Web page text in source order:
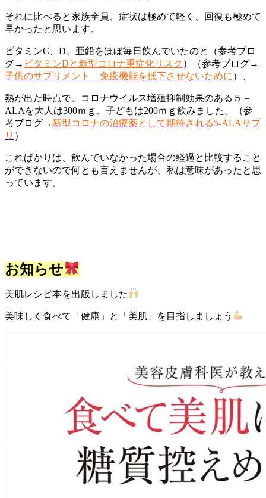
それに比べると家族全員、症状は極めて軽く、回復も極めて
早かったと思います。
ビタミンC、D、亜鉛をほぼ毎日飲んでいたのと（参考ブロ
グ→ ビタミンDと新型コロナ重症化リスク ）（参考ブログ→
子供のサプリメント 免疫機能を低下させないために ）、
熱が出た時点で、コロナウイルス増殖抑制効果のある５－
ALAを大人は300ｍｇ、子どもは200ｍｇ飲みました。（参
考ブログ→ 新型コロナの治療薬として期待される5-ALAサプ
リ ）
こればかりは、飲んでいなかった場合の経過と比較すること
ができないので何とも言えませんが、私は意味があったと思
っています。
お知らせ
美肌レシピ本を出版しました
美味しく食べて「健康」と「美肌」を目指しましょう